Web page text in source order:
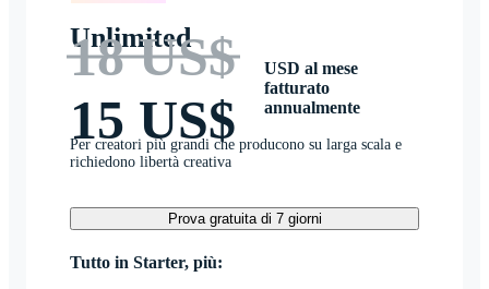
Unlimited
18 US$
15 US$
USD al mese
fatturato
annualmente
Per creatori più grandi che producono su larga scala e
richiedono libertà creativa
Prova gratuita di 7 giorni
Tutto in Starter, più: